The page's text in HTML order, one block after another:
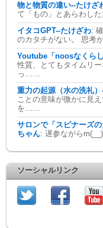
物と物質の違い--たけざ
て「もの」とあらわし
イタコGPT--たけざわ:
のカタチがない。 思考
Youtube「noosなくら
性質、とてもタイムリ
っ……
重力の起源（水の洗礼
ことの意味が微かに見
を……
サロンで「スピナーズ
ちゃん: 遅参ながら
ソーシャルリンク